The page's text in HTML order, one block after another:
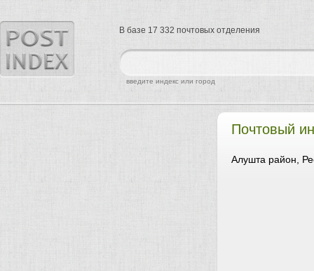
Почтовый
Алушта район,
найти
введите индекс или город
В базе 17 332 почтовых отделения